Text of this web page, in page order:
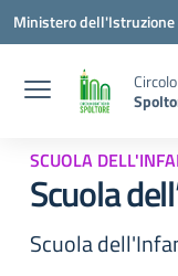
Vai ai contenuti
Vai al menu di
Vai al footer
Ministero
SCUOLA
Scuola
Scuola